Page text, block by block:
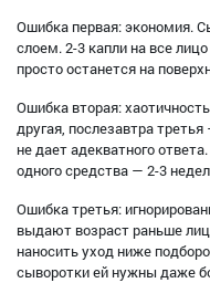
Ошибка первая: экономия.
слоем. 2-3 капли на все
просто останется на
Ошибка вторая:
другая, послезавтра
не дает адекватного
одного средства — 2-3
Ошибка третья:
выдают возраст раньше
наносить уход ниже
сыворотки ей нужны даже